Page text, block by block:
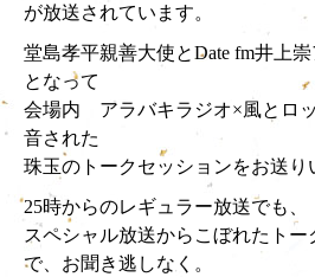
が放送されています。
堂島孝平親善大使とDate fm井上
となって
会場内 アラバキラジオ×風とロ
音された
珠玉のトークセッションをお送り
25時からのレギュラー放送でも、
スペシャル放送からこぼれたト
で、お聞き逃しなく。